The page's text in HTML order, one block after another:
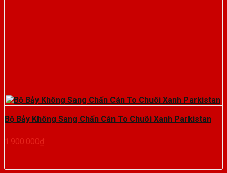
Bộ Bảy Không Sang Chấn Cán To Chuôi Xanh Parkistan
1.900.000₫